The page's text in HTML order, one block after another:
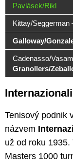
Pavlásek/Rikl
Kittay/Seggerman
Galloway/
Cadenasso/
Granollers/
Tenisový podnik
názvem
už od roku
Masters 1000